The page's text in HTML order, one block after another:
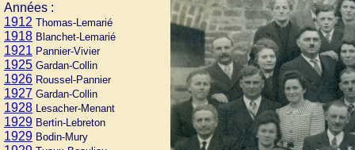
Années :
1912 Thomas-Lemarié
1918 Blanchet-Lemarié
1921 Pannier-Vivier
1925 Gardan-Collin
1926 Roussel-Pannier
1927 Gardan-Collin
1928 Lesacher-Menant
1929 Bertin-Lebreton
1929 Bodin-Mury